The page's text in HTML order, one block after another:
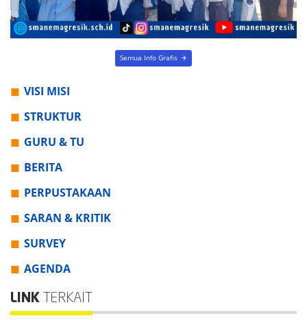
VISI MISI
BERITA
PERPUSTAKAAN
SARAN & KRITIK
SURVEY
AGENDA
LINK
erapor